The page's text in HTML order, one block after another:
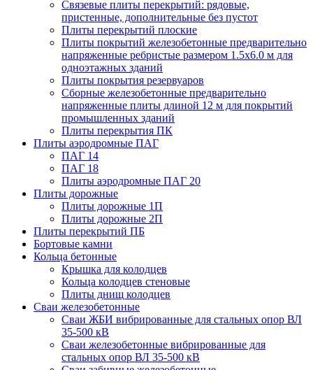
Связевые плиты перекрытий: рядовые,
пристенные, дополнительные без пустот
Плиты перекрытий плоские
Плиты покрытий железобетонные предварительно
напряженные ребристые размером 1.5х6.0 м для
одноэтажных зданий
Плиты покрытия резервуаров
Сборные железобетонные предварительно
напряженные плиты длиной 12 м для покрытий
промышленных зданий
Плиты перекрытия ПК
Плиты аэродромные ПАГ
ПАГ 14
ПАГ 18
Плиты аэродромные ПАГ 20
Плиты дорожные
Плиты дорожные 1П
Плиты дорожные 2П
Плиты перекрытий ПБ
Бортовые камни
Кольца бетонные
Крышка для колодцев
Кольца колодцев стеновые
Плиты днищ колодцев
Сваи железобетонные
Сваи ЖБИ вибрированные для стальных опор ВЛ
35-500 кВ
Сваи железобетонные вибрированные для
стальных опор ВЛ 35-500 кВ